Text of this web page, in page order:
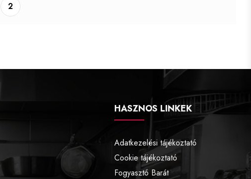
2
HASZNOS LINKEK
Adatkezelési tájékoztató
Cookie tájékoztató
Fogyasztó Barát